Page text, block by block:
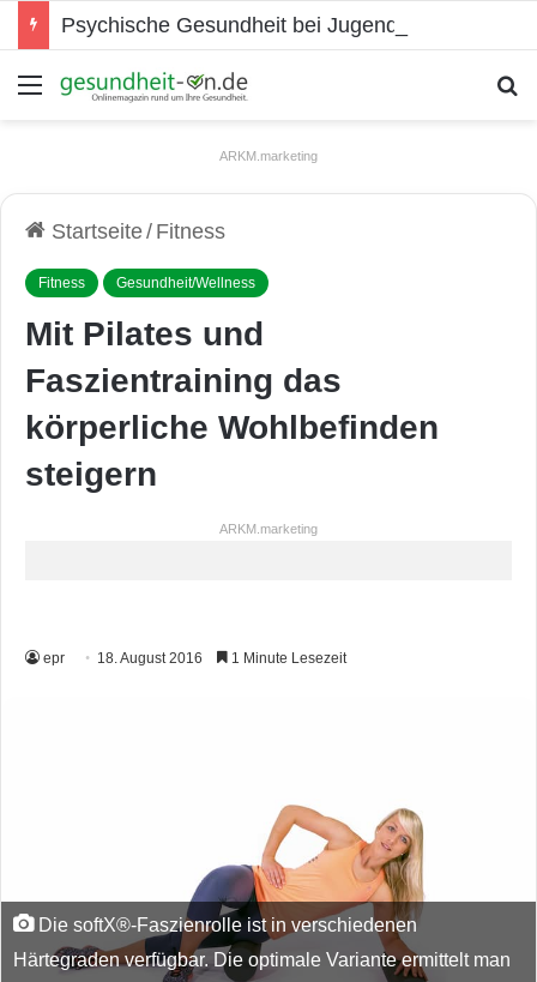
Psychische Gesundheit bei Jugendlichen
Menü
ARKM.marketing
Startseite/ Fitness
Fitness Gesundheit/Wellness
Mit Pilates und
Faszientraining das
körperliche Wohlbefinden
steigern
ARKM.marketing
epr 18. August 2016 1 Minute Lesezeit
Die softX®-Faszienrolle ist in verschiedenen
Härtegraden verfügbar. Die optimale Variante ermittelt man